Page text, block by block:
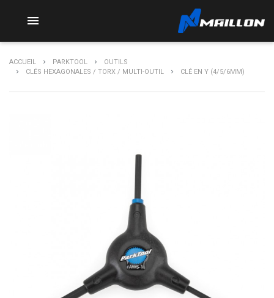

ACCUEIL PARKTOOL
OUTILS
CLÉS HEXAGONALES / TORX / MULTI-OUTIL
CLÉ EN Y (4/5/6MM)